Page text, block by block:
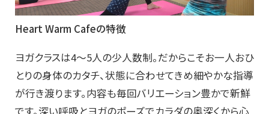
Heart Warm Cafeの特徴
ヨガクラスは4～5人の少人数制。だからこそお一人おひ
とりの身体のカタチ、状態に合わせてきめ細やかな指導
が行き渡ります。内容も毎回バリエーション豊かで新鮮
です。深い呼吸とヨガのポーズでカラダの奥深くから心